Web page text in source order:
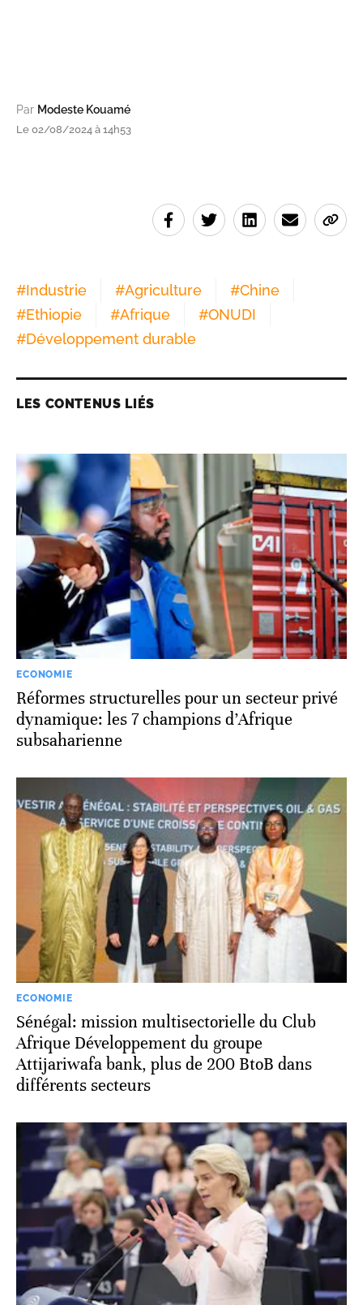
Par Modeste Kouamé
Le 02/08/2024 à 14h53
#Industrie #Agriculture #Chine
#Ethiopie #Afrique #ONUDI
#Développement durable
LES CONTENUS LIÉS
ECONOMIE
Réformes structurelles pour un secteur privé
dynamique: les 7 champions d’Afrique
subsaharienne
ECONOMIE
Sénégal: mission multisectorielle du Club
Afrique Développement du groupe
Attijariwafa bank, plus de 200 BtoB dans
différents secteurs